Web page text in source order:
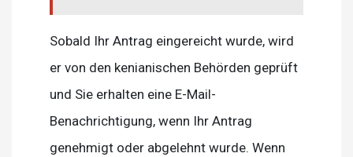
Sobald Ihr Antrag eingereicht wurde, wird
er von den kenianischen Behörden geprüft
und Sie erhalten eine E-Mail-
Benachrichtigung, wenn Ihr Antrag
genehmigt oder abgelehnt wurde. Wenn